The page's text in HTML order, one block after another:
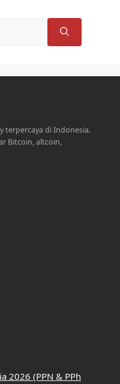
terpercaya di Indonesia.
Bitcoin, altcoin,
2026 (PPN & PPh